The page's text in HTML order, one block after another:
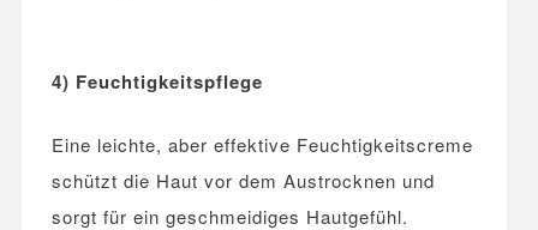
4) Feuchtigkeitspflege
Eine leichte, aber effektive Feuchtigkeitscreme
schützt die Haut vor dem Austrocknen und
sorgt für ein geschmeidiges Hautgefühl.